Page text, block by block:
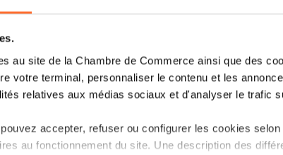
au site de la Chambre de Commerce ainsi que des
votre terminal, personnaliser le contenu et les
relatives aux médias sociaux et d'analyser le trafic
accepter, refuser ou configurer les cookies
au fonctionnement du site. Une description des
cellules indépendantes pour
autonomie, ce qui fait que les
efficacement. Nous avons
nécessaire, car celles-ci sont
en grande partie par le personnel
formation sont assurés directement
que chacun des 107 employés se
Cela crée une excellente dynamique